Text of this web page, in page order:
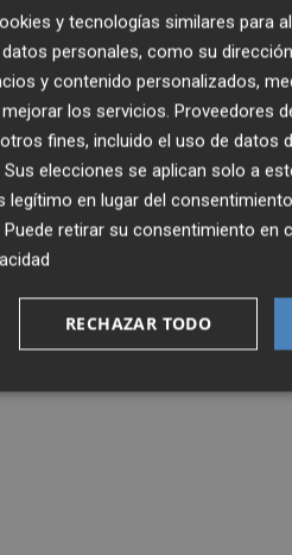
y tecnologías similares para
personales, como su
y contenido personalizados,
los servicios. Proveedores
fines, incluido el uso de datos
elecciones se aplican solo a
legítimo en lugar del
Puede retirar su consentimiento en
RECHAZAR TODO